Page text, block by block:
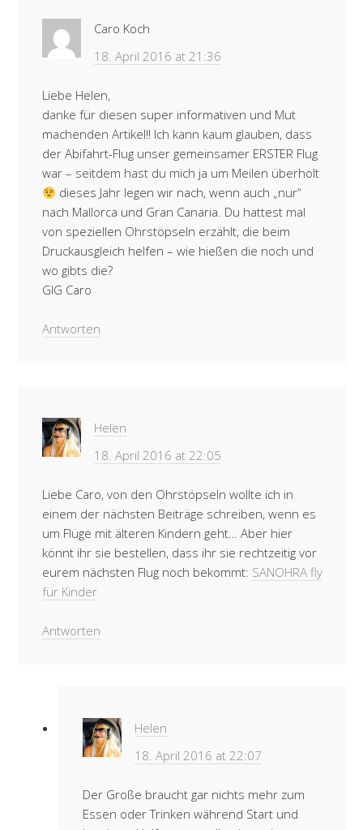
Caro Koch
18. April 2016 at 21:36
Liebe Helen,
danke für diesen super informativen und Mut
machenden Artikel!! Ich kann kaum glauben, dass
der Abifahrt-Flug unser gemeinsamer ERSTER Flug
war – seitdem hast du mich ja um Meilen überholt
dieses Jahr legen wir nach, wenn auch „nur“
nach Mallorca und Gran Canaria. Du hattest mal
von speziellen Ohrstöpseln erzählt, die beim
Druckausgleich helfen – wie hießen die noch und
wo gibts die?
GlG Caro
Antworten
Helen
18. April 2016 at 22:05
Liebe Caro, von den Ohrstöpseln wollte ich in
einem der nächsten Beiträge schreiben, wenn es
um Flüge mit älteren Kindern geht… Aber hier
könnt ihr sie bestellen, dass ihr sie rechtzeitig vor
eurem nächsten Flug noch bekommt: SANOHRA fly
für Kinder
Antworten
Helen
18. April 2016 at 22:07
Der Große braucht gar nichts mehr zum
Essen oder Trinken während Start und